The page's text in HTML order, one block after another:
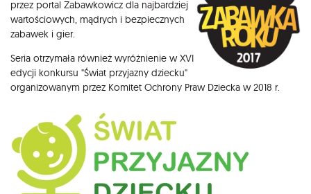
przez portal Zabawkowicz dla najbardziej
wartościowych, mądrych i bezpiecznych
zabawek i gier.
Seria otrzymała również wyróżnienie w XVI
edycji konkursu "Świat przyjazny dziecku"
organizowanym przez Komitet Ochrony Praw Dziecka w 2018 r.